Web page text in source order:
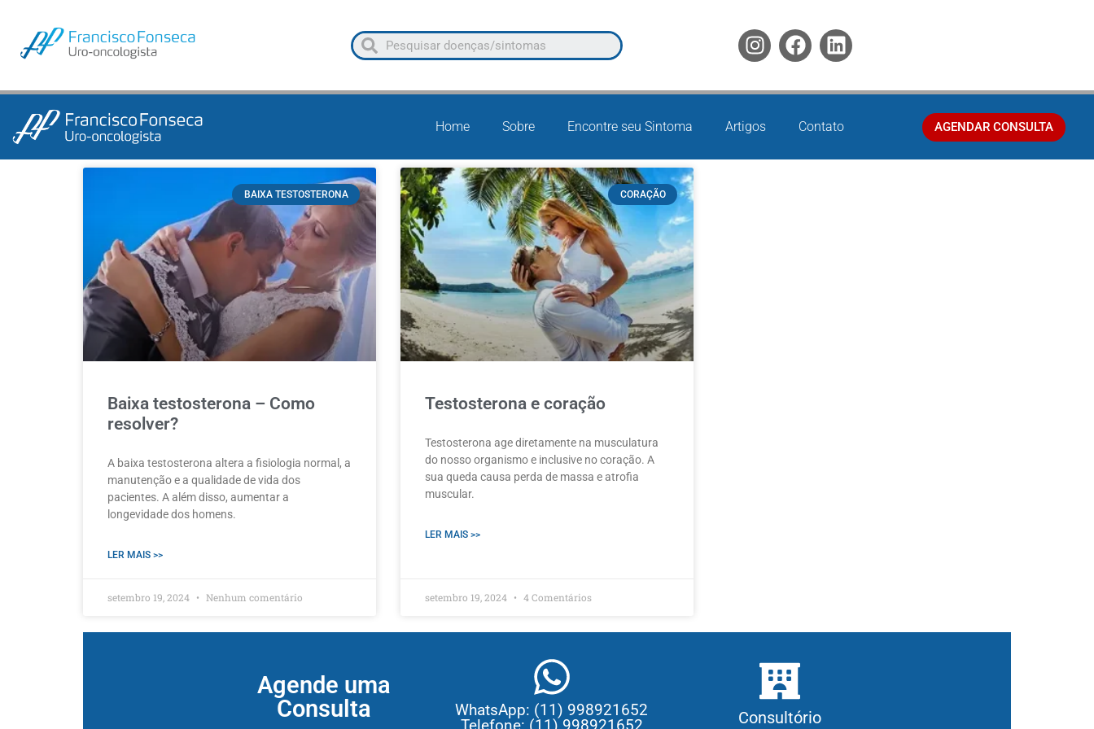
Home Sobre Encontre seu Sintoma Artigos Contato AGENDAR CONSULTA
BAIXA TESTOSTERONA
Baixa testosterona – Como
resolver?
A baixa testosterona altera a fisiologia normal, a
manutenção e a qualidade de vida dos
pacientes. A além disso, aumentar a
longevidade dos homens.
LER MAIS >>
setembro 19, 2024 Nenhum comentário
CORAÇÃO
Testosterona e coração
Testosterona age diretamente na musculatura
do nosso organismo e inclusive no coração. A
sua queda causa perda de massa e atrofia
muscular.
LER MAIS >>
setembro 19, 2024 4 Comentários
Agende uma
Consulta
WhatsApp: (11) 998921652
Telefone: (11) 998921652
Consultório